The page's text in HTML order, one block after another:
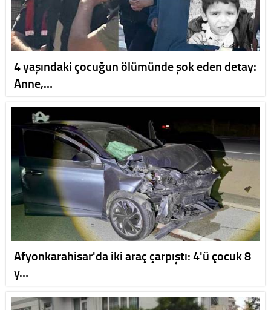
4 yaşındaki çocuğun ölümünde şok eden detay:
Anne,…
Afyonkarahisar'da iki araç çarpıştı: 4'ü çocuk 8
y…